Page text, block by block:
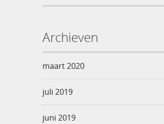
Archieven
maart 2020
juli 2019
juni 2019